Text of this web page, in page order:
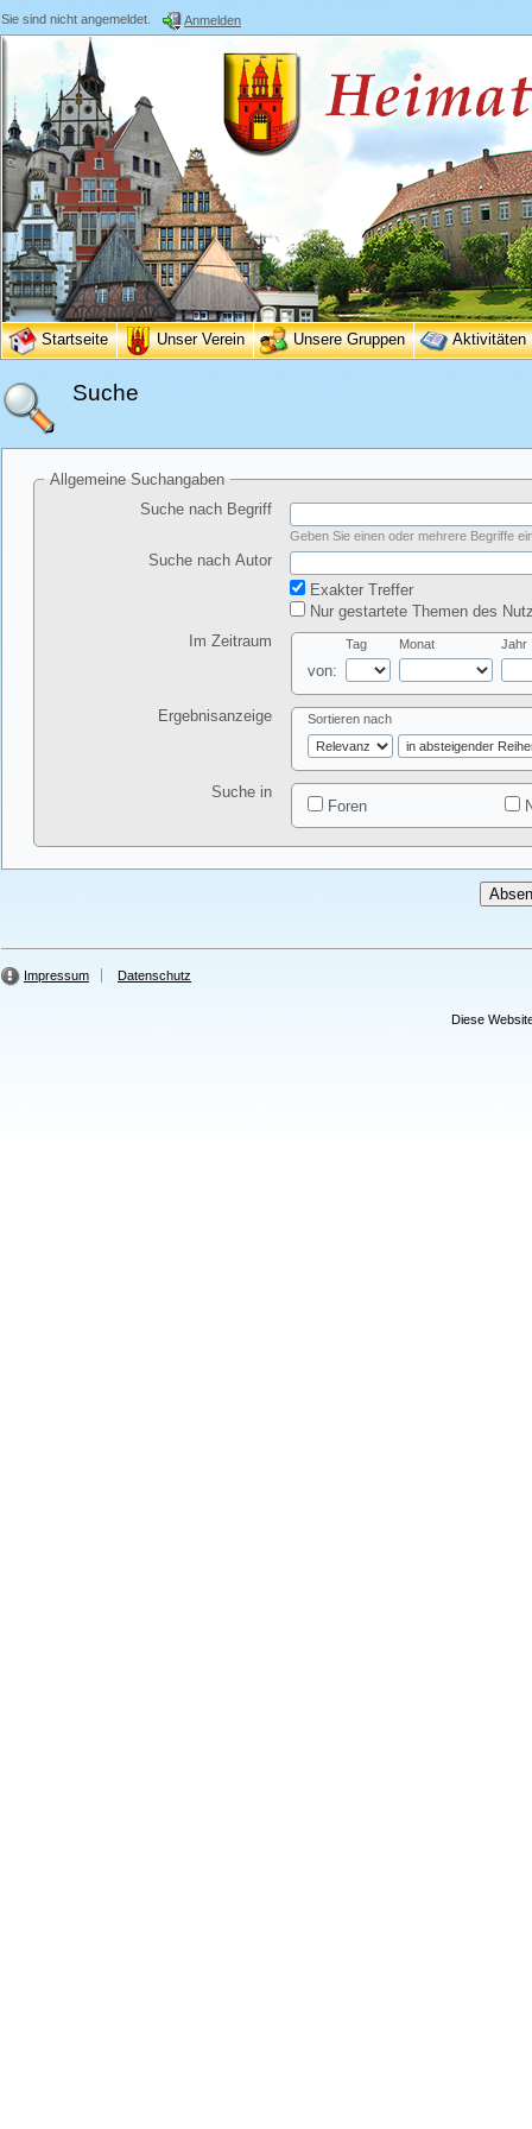
Sie sind nicht angemeldet. Anmelden
Startseite Unser Verein Unsere Gruppen Aktivitäten
Suche
Allgemeine Suchangaben
Suche nach Begriff
Geben Sie einen oder mehrere Begriffe
Suche nach Autor
Exakter Treffer
Nur gestartete Themen des
Im Zeitraum
von:
Tag Monat Jahr
Ergebnisanzeige Sortieren nach
Suche in
Foren
Impressum Datenschutz
Diese